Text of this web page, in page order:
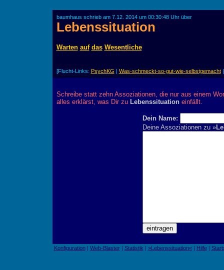
baumhaus schrieb am 7.12. 2014 um 00:30:48 Uhr über
Lebenssituation
Warten auf das Wesentliche
[Flucht-Links: PsychKG | Was-schmeckt-so-gut-wie-selbstgemacht
Schreibe statt zehn Assoziationen, die nur aus einem
alles erklärst, was Dir zu Lebenssituationeinfällt.
Dein Name:
Deine Assoziationen zu »
Konfiguration| Web-Blaster| Statistik | »Lebenssituation«| Hilfe|